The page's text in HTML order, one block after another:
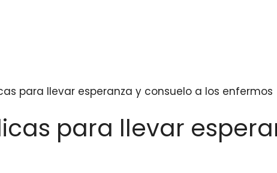
para llevar esperanza y consuelo a los enfermos
para llevar